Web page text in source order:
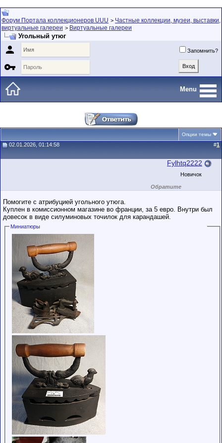
Форум Портала коллекционеров UUU > Частные коллекции, музеи, выставки,
виртуальные галереи > Виртуальные галереи
Угольный утюг
 Запомнить?

Menu
Опции темы
02.01.2026, 01:14:58 #1
Fylhtq2222
Новичок
Обратите
внимание на
этом форуме.
Сделки с
пользователями,
Помогите с атрибуцией угольного утюга.
Куплен в комиссионном магазине во франции, за 5 евро. Внутри был
довесок в виде силуминовых точилок для карандашей.
Миниатюры